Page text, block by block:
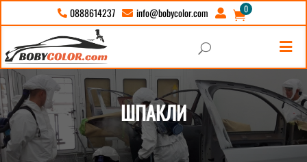
 0888614237  info@bobycolor.com  
0

U
ШПАКЛИ